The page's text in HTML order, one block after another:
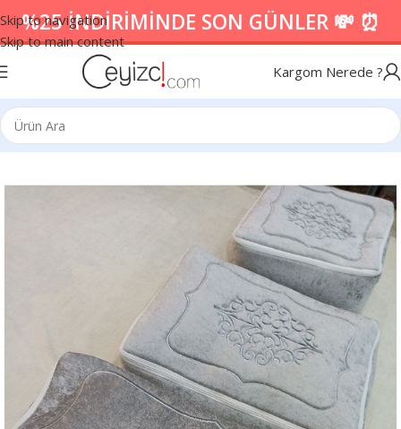
Skip to navigation
Skip to main content
%25 İNDİRİMİNDE SON GÜNLER 💸 ⏰
Kargom Nerede ?